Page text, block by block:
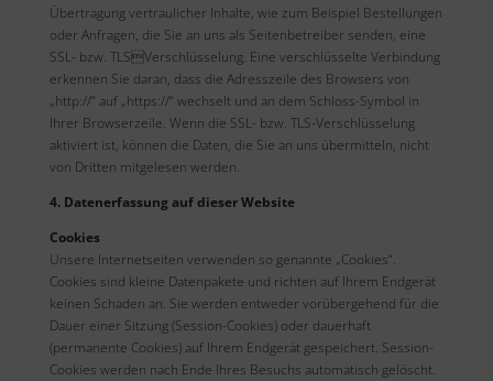
Übertragung vertraulicher Inhalte, wie zum Beispiel Bestellungen
oder Anfragen, die Sie an uns als Seitenbetreiber senden, eine
SSL- bzw. TLSVerschlüsselung. Eine verschlüsselte Verbindung
erkennen Sie daran, dass die Adresszeile des Browsers von
„http://“ auf „https://“ wechselt und an dem Schloss-Symbol in
Ihrer Browserzeile. Wenn die SSL- bzw. TLS-Verschlüsselung
aktiviert ist, können die Daten, die Sie an uns übermitteln, nicht
von Dritten mitgelesen werden.
4. Datenerfassung auf dieser Website
Cookies
Unsere Internetseiten verwenden so genannte „Cookies“.
Cookies sind kleine Datenpakete und richten auf Ihrem Endgerät
keinen Schaden an. Sie werden entweder vorübergehend für die
Dauer einer Sitzung (Session-Cookies) oder dauerhaft
(permanente Cookies) auf Ihrem Endgerät gespeichert. Session-
Cookies werden nach Ende Ihres Besuchs automatisch gelöscht.